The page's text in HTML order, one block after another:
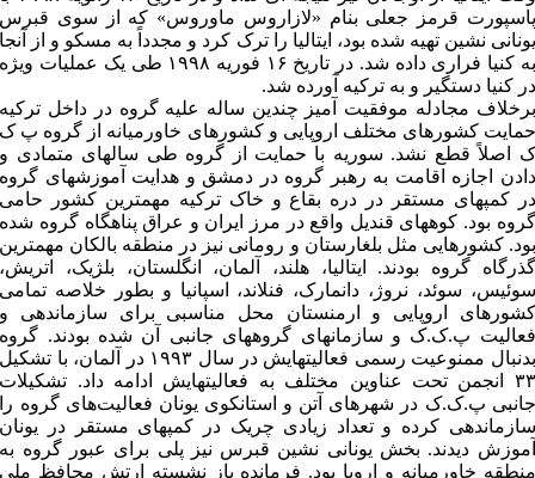
پاسپورت قرمز جعلی بنام «لازاروس ماوروس» که از سوی قبرس
یونانی نشین تهیه شده بود، ایتالیا را ترک کرد و مجدداً به مسکو و از آنجا
به کنیا فراری داده شد. در تاریخ ۱۶ فوریه ۱۹۹۸ طی یک عملیات ویژه
در کنیا دستگیر و به ترکیه آورده شد.
برخلاف مجادله موفقیت آمیز چندین ساله علیه گروه در داخل ترکیه
حمایت کشورهای مختلف اروپایی و کشورهای خاورمیانه از گروه پ ک
ک اصلاً قطع نشد. سوریه با حمایت از گروه طی سالهای متمادی و
دادن اجازه اقامت به رهبر گروه در دمشق و هدایت آموزشهای گروه
در کمپهای مستقر در دره بقاع و خاک ترکیه مهمترین کشور حامی
گروه بود. کوههای قندیل واقع در مرز ایران و عراق پناهگاه گروه شده
بود. کشورهایی مثل بلغارستان و رومانی نیز در منطقه بالکان مهمترین
گذرگاه گروه بودند. ایتالیا، هلند، آلمان، انگلستان، بلژیک، اتریش،
سوئیس، سوئد، نروژ، دانمارک، فنلاند، اسپانیا و بطور خلاصه تمامی
کشورهای اروپایی و ارمنستان محل مناسبی برای سازماندهی و
فعالیت پ.ک.ک و سازمانهای گروههای جانبی آن شده بودند. گروه
بدنبال ممنوعیت رسمی فعالیتهایش در سال ۱۹۹۳ در آلمان، با تشکیل
۳۳ انجمن تحت عناوین مختلف به فعالیتهایش ادامه داد. تشکیلات
جانبی پ.ک.ک در شهرهای آتن و استانکوی یونان فعالیت‌های گروه را
سازماندهی کرده و تعداد زیادی چریک در کمپهای مستقر در یونان
آموزش دیدند. بخش یونانی نشین قبرس نیز پلی برای عبور گروه به
منطقه خاورمیانه و اروپا بود. فرمانده باز نشسته ارتش محافظ ملی